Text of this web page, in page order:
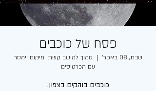
פסח של כוכבים
שבת, 08 באפר׳
  |
סמוך למושב קשת. מיקום יימסר
עם הכרטיסים